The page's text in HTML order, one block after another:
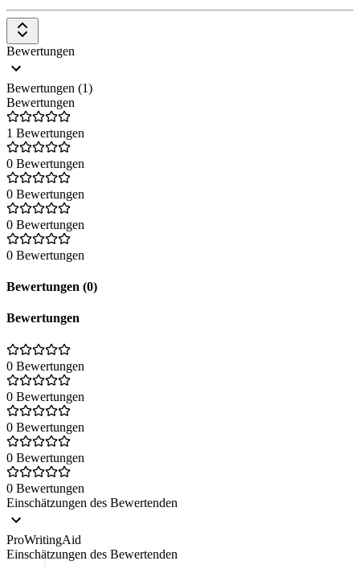
Bewertungen
Bewertungen (1)
Bewertungen
1 Bewertungen
0 Bewertungen
0 Bewertungen
0 Bewertungen
0 Bewertungen
Bewertungen (0)
Bewertungen
0 Bewertungen
0 Bewertungen
0 Bewertungen
0 Bewertungen
0 Bewertungen
Einschätzungen des Bewertenden
ProWritingAid
Einschätzungen des Bewertenden